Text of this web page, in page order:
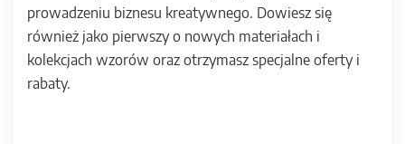
prowadzeniu biznesu kreatywnego. Dowiesz się
również jako pierwszy o nowych materiałach i
kolekcjach wzorów oraz otrzymasz specjalne oferty i
rabaty.